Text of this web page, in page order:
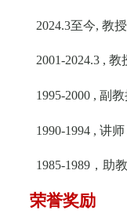
2024.3至今, 教授
2001-2024.3 , 教
1995-2000 , 副教
1990-1994 , 讲师
1985-1989，助
荣誉奖励